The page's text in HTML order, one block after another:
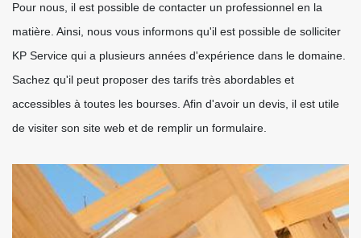
Pour nous, il est possible de contacter un professionnel en la
matière. Ainsi, nous vous informons qu'il est possible de solliciter
KP Service qui a plusieurs années d'expérience dans le domaine.
Sachez qu'il peut proposer des tarifs très abordables et
accessibles à toutes les bourses. Afin d'avoir un devis, il est utile
de visiter son site web et de remplir un formulaire.